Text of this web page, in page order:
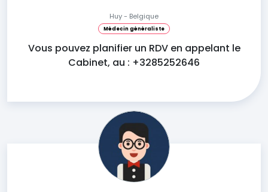
Huy - Belgique
Médecin généraliste
Vous pouvez planifier un RDV en appelant le
Cabinet, au : +3285252646